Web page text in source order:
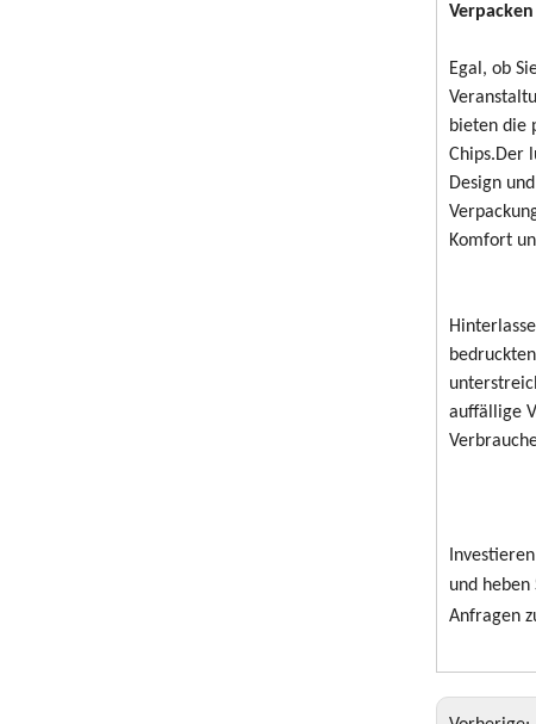
Egal, ob
bieten die
Chips.Der
Design
Komfort
auffällige
und heben
Anfragen